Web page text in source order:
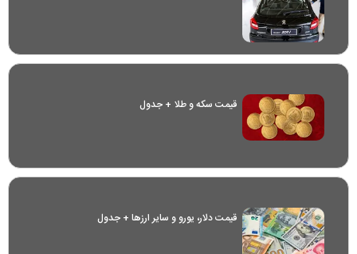
قیمت سکه و طلا + جدول
قیمت دلار، یورو و سایر ارز‌ها + جدول